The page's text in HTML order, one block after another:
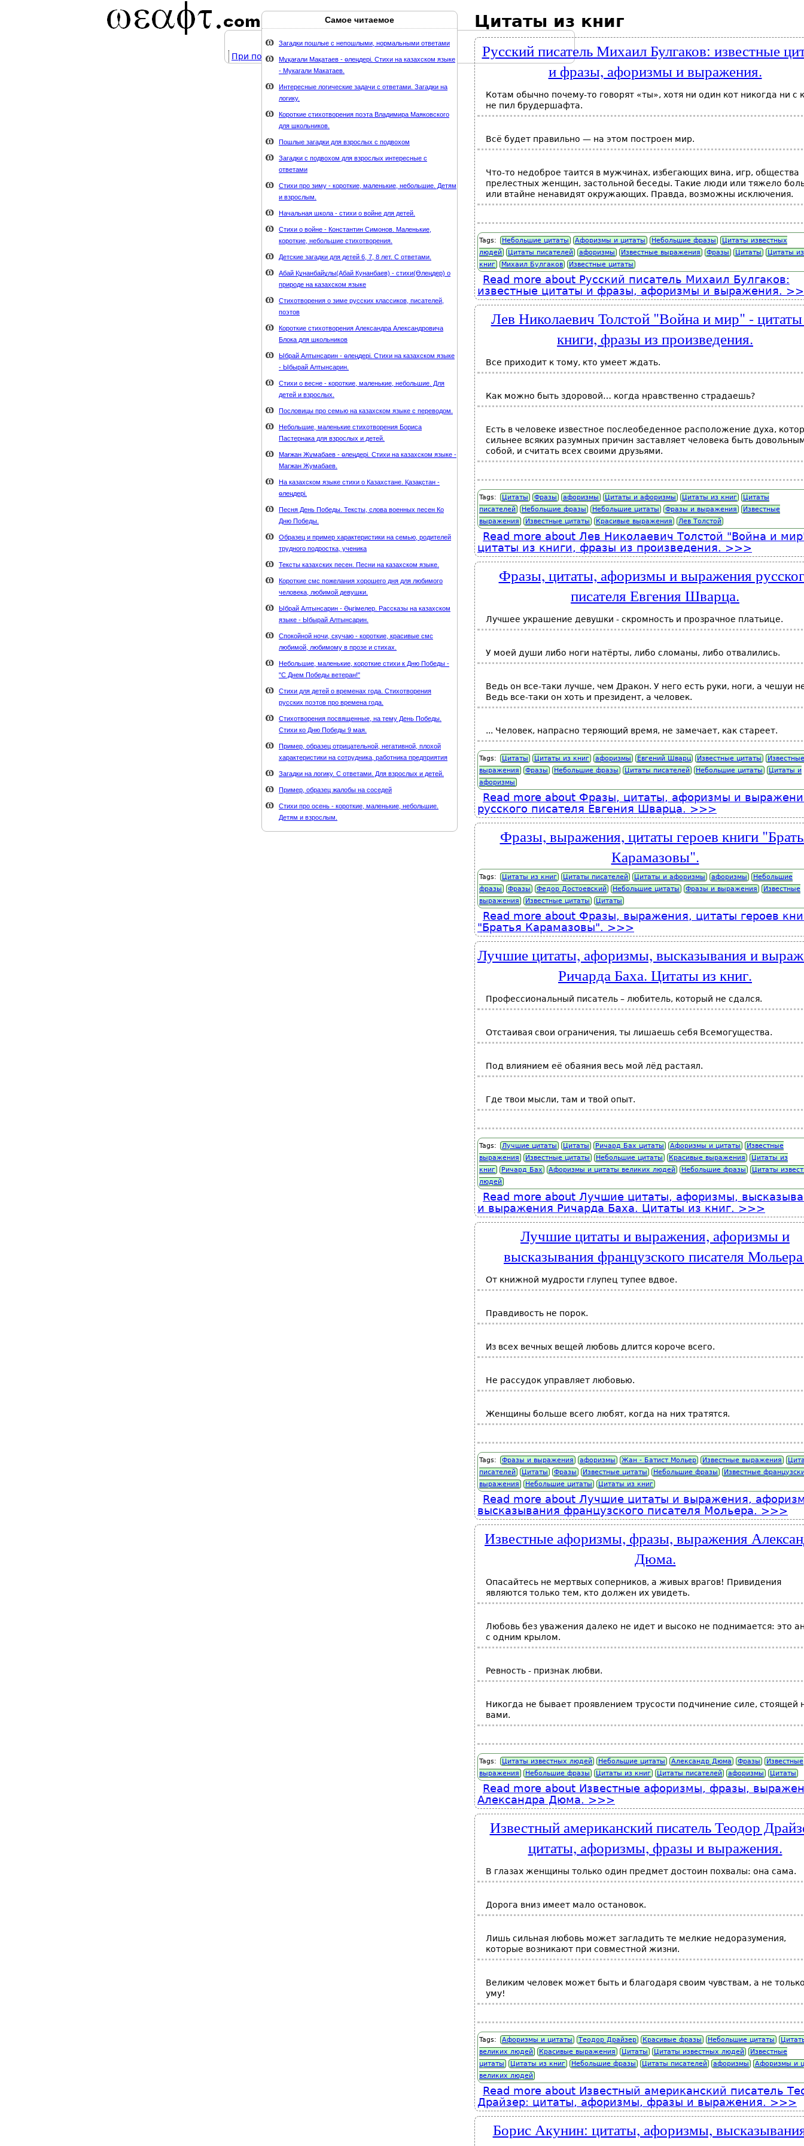
Цитаты из книг
Русский писатель Михаил Булгаков: известные
и фразы, афоризмы и выражения.
Котам обычно почему-то говорят «ты», хотя ни один кот никогда ни с
не пил брудершафта.
Всё будет правильно — на этом построен мир.
Что-то недоброе таится в мужчинах, избегающих вина, игр, общества
прелестных женщин, застольной беседы. Такие люди или тяжело
или втайне ненавидят окружающих. Правда, возможны исключения.
Tags: Небольшие цитаты Афоризмы и цитаты Небольшие фразы
Цитаты известных
людей
Цитаты писателей афоризмы Известные выражения Фразы Цитаты
Цитаты из
книг
Михаил Булгаков Известные цитаты
Read more about Русский писатель Михаил Булгаков:
известные цитаты и фразы, афоризмы и выражения.
Лев Николаевич Толстой "Война и мир" -
книги, фразы из произведения.
Все приходит к тому, кто умеет ждать.
Как можно быть здоровой… когда нравственно страдаешь?
Есть в человеке известное послеобеденное расположение духа,
сильнее всяких разумных причин заставляет человека быть
собой, и считать всех своими друзьями.
Tags: Цитаты Фразы афоризмы Цитаты и афоризмы Цитаты из книг
Цитаты
писателей
Небольшие фразы Небольшие цитаты Фразы и выражения
Известные
выражения
Известные цитаты Красивые выражения Лев Толстой
Read more about Лев Николаевич Толстой "Война и
цитаты из книги, фразы из произведения.
Фразы, цитаты, афоризмы и выражения
писателя Евгения Шварца.
Лучшее украшение девушки - скромность и прозрачное платьице.
У моей души либо ноги натёрты, либо сломаны, либо отвалились.
Ведь он все-таки лучше, чем Дракон. У него есть руки, ноги, а чешуи
Ведь все-таки он хоть и президент, а человек.
... Человек, напрасно теряющий время, не замечает, как стареет.
Tags: Цитаты Цитаты из книг афоризмы Евгений Шварц Известные цитаты
Известные
выражения
Фразы Небольшие фразы Цитаты писателей Небольшие цитаты
Цитаты и
афоризмы
Read more about Фразы, цитаты, афоризмы и
русского писателя Евгения Шварца.
Фразы, выражения, цитаты героев книги
Карамазовы".
Tags: Цитаты из книг Цитаты писателей Цитаты и афоризмы афоризмы
Небольшие
фразы
Фразы Федор Достоевский Небольшие цитаты Фразы и выражения
Известные
выражения
Известные цитаты Цитаты
Read more about Фразы, выражения, цитаты героев
"Братья Карамазовы".
Лучшие цитаты, афоризмы, высказывания и
Ричарда Баха. Цитаты из книг.
Профессиональный писатель – любитель, который не сдался.
Отстаивая свои ограничения, ты лишаешь себя Всемогущества.
Под влиянием её обаяния весь мой лёд растаял.
Где твои мысли, там и твой опыт.
Tags: Лучшие цитаты Цитаты Ричард Бах цитаты Афоризмы и цитаты
Известные
выражения
Известные цитаты Небольшие цитаты Красивые выражения
Цитаты из
книг
Ричард Бах Афоризмы и цитаты великих людей Небольшие фразы
Цитаты
людей
Read more about Лучшие цитаты, афоризмы,
и выражения Ричарда Баха. Цитаты из книг.
Лучшие цитаты и выражения, афоризмы и
высказывания французского писателя
От книжной мудрости глупец тупее вдвое.
Правдивость не порок.
Из всех вечных вещей любовь длится короче всего.
Не рассудок управляет любовью.
Женщины больше всего любят, когда на них тратятся.
Tags: Фразы и выражения афоризмы Жан - Батист Мольер Известные выражения
писателей
Цитаты Фразы Известные цитаты Небольшие фразы
Известные
выражения
Небольшие цитаты Цитаты из книг
Read more about Лучшие цитаты и выражения,
высказывания французского писателя Мольера.
Известные афоризмы, фразы, выражения
Дюма.
Опасайтесь не мертвых соперников, а живых врагов! Привидения
являются только тем, кто должен их увидеть.
Любовь без уважения далеко не идет и высоко не поднимается: это
с одним крылом.
Ревность - признак любви.
Никогда не бывает проявлением трусости подчинение силе, стоящей
вами.
Tags: Цитаты известных людей Небольшие цитаты Александр Дюма Фразы
Известные
выражения
Небольшие фразы Цитаты из книг Цитаты писателей афоризмы Цитаты
Read more about Известные афоризмы, фразы,
Александра Дюма.
Известный американский писатель Теодор
цитаты, афоризмы, фразы и выражения.
В глазах женщины только один предмет достоин похвалы: она сама.
Дорога вниз имеет мало остановок.
Лишь сильная любовь может загладить те мелкие недоразумения,
которые возникают при совместной жизни.
Великим человек может быть и благодаря своим чувствам, а не
уму!
Tags: Афоризмы и цитаты Теодор Драйзер Красивые фразы Небольшие цитаты
великих людей
Красивые выражения Цитаты Цитаты известных людей
Известные
цитаты
Цитаты из книг Небольшие фразы Цитаты писателей афоризмы
Афоризмы и
великих людей
Read more about Известный американский писатель
Драйзер: цитаты, афоризмы, фразы и выражения.
Борис Акунин: цитаты, афоризмы,
Самое читаемое
Загадки пошлые с непошлыми, нормальными ответами
Мұқағали Мақатаев - өлеңдері. Стихи на казахском языке
- Мукагали Макатаев.
Интересные логические задачи с ответами. Загадки на
логику.
Короткие стихотворения поэта Владимира Маяковского
для школьников.
Пошлые загадки для взрослых с подвохом
Загадки с подвохом для взрослых интересные с
ответами
Стихи про зиму - короткие, маленькие, небольшие. Детям
и взрослым.
Начальная школа - стихи о войне для детей.
Стихи о войне - Константин Симонов. Маленькие,
короткие, небольшие стихотворения.
Детские загадки для детей 6, 7, 8 лет. С ответами.
Абай Құнанбайұлы(Абай Кунанбаев) - стихи(Өлеңдер) о
природе на казахском языке
Стихотворения о зиме русских классиков, писателей,
поэтов
Короткие стихотворения Александра Александровича
Блока для школьников
Ыбрай Алтынсарин - өлеңдері. Стихи на казахском языке
- Ыбырай Алтынсарин.
Стихи о весне - короткие, маленькие, небольшие. Для
детей и взрослых.
Пословицы про семью на казахском языке с переводом.
Небольшие, маленькие стихотворения Бориса
Пастернака для взрослых и детей.
Мағжан Жұмабаев - өлеңдері. Стихи на казахском языке -
Магжан Жумабаев.
На казахском языке стихи о Казахстане. Қазақстан -
өлеңдері.
Песня День Победы. Тексты, слова военных песен Ко
Дню Победы.
Образец и пример характеристики на семью, родителей
трудного подростка, ученика
Тексты казахских песен. Песни на казахском языке.
Короткие смс пожелания хорошего дня для любимого
человека, любимой девушки.
Ыбрай Алтынсарин - Әңгімелер. Рассказы на казахском
языке - Ыбырай Алтынсарин.
Спокойной ночи, скучаю - короткие, красивые смс
любимой, любимому в прозе и стихах.
Небольшие, маленькие, короткие стихи к Дню Победы -
"С Днем Победы ветеран!"
Стихи для детей о временах года. Стихотворения
русских поэтов про времена года.
Стихотворения посвященные, на тему День Победы.
Стихи ко Дню Победы 9 мая.
Пример, образец отрицательной, негативной, плохой
характеристики на сотрудника, работника предприятия
Загадки на логику. С ответами. Для взрослых и детей.
Пример, образец жалобы на соседей
Стихи про осень - короткие, маленькие, небольшие.
Детям и взрослым.
При поддержке стихи-классиков.ru